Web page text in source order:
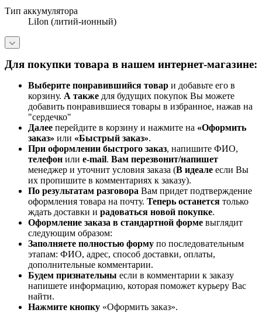
Тип аккумулятора
LiIon (литий-ионный)
Для покупки товара в нашем интернет-магазине:
Выберите понравившийся товар и добавьте его в
корзину. А также для будущих покупок Вы можете
добавить понравившиеся товары в избранное, нажав на
"сердечко"
Далее перейдите в корзину и нажмите на «Оформить
заказ» или «Быстрый заказ».
При оформлении быстрого заказ, напишите ФИО,
телефон или e-mail. Вам перезвонит/напишет
менеджер и уточнит условия заказа (В идеале если Вы
их пропишите в комментариях к заказу).
По результатам разговора Вам придет подтверждение
оформления товара на почту. Теперь останется только
ждать доставки и радоваться новой покупке.
Оформление заказа в стандартной форме выглядит
следующим образом:
Заполняете полностью форму по последовательным
этапам: ФИО, адрес, способ доставки, оплаты,
дополнительные комментарии.
Будем признательны если в комментарии к заказу
напишете информацию, которая поможет курьеру Вас
найти.
Нажмите кнопку «Оформить заказ».